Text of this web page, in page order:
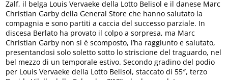
Zalf, il belga Louis Vervaeke della Lotto Belisol e il danese Marc
Christian Garby della General Store che hanno salutato la
compagnia e sono partiti a caccia del successo parziale. In
discesa Berlato ha provato il colpo a sorpresa, ma Marc
Christian Garby non si è scomposto, l’ha raggiunto e salutato,
presentandosi solo soletto sotto lo striscione del traguardo, nel
bel mezzo di un temporale estivo. Secondo gradino del podio
per Louis Vervaeke della Lotto Belisol, staccato di 55″, terzo